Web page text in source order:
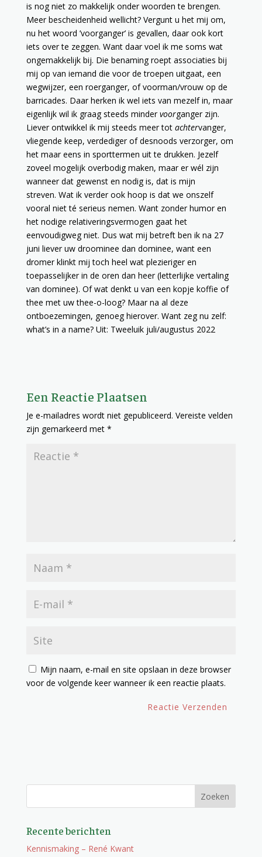
is nog niet zo makkelijk onder woorden te brengen.
Meer bescheidenheid wellicht? Vergunt u het mij om,
nu het woord ’voorganger’ is gevallen, daar ook kort
iets over te zeggen. Want daar voel ik me soms wat
ongemakkelijk bij. Die benaming roept associaties bij
mij op van iemand die voor de troepen uitgaat, een
wegwijzer, een roerganger, of voorman/vrouw op de
barricades. Daar herken ik wel iets van mezelf in, maar
eigenlijk wil ik graag steeds mindervoorganger zijn.
Liever ontwikkel ik mij steeds meer tot achtervanger,
vliegende keep, verdediger of desnoods verzorger, om
het maar eens in sporttermen uit te drukken. Jezelf
zoveel mogelijk overbodig maken, maar er wél zijn
wanneer dat gewenst en nodig is, dat is mijn
streven. Wat ik verder ook hoop is dat we onszelf
vooral niet té serieus nemen. Want zonder humor en
het nodige relativeringsvermogen gaat het
eenvoudigweg niet. Dus wat mij betreft ben ik na 27
juni liever uw droominee dan dominee, want een
dromer klinkt mij toch heel wat plezieriger en
toepasselijker in de oren dan heer (letterlijke vertaling
van dominee). Of wat denkt u van een kopje koffie of
thee met uw thee-o-loog? Maar na al deze
ontboezemingen, genoeg hierover. Want zeg nu zelf:
what’s in a name? Uit: Tweeluik juli/augustus 2022
Een Reactie Plaatsen
Je e-mailadres wordt niet gepubliceerd. Vereiste velden
zijn gemarkeerd met *
Mijn naam, e-mail en site opslaan in deze browser
voor de volgende keer wanneer ik een reactie plaats.
Recente berichten
Kennismaking – René Kwant